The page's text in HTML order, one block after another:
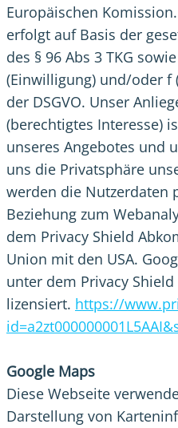
Europäischen
erfolgt auf Basis der
des § 96 Abs 3 TKG
(Einwilligung) und/oder f
der DSGVO. Unser
(berechtigtes Interesse)
unseres Angebotes und
uns die Privatsphäre
werden die Nutzerdaten
Beziehung zum
dem Privacy Shield
Union mit den USA.
unter dem Privacy
lizensiert. https://
Google Maps
Diese Webseite
Darstellung von